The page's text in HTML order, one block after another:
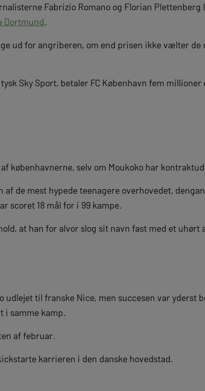
Fabrizio Romano og Florian Plettenberg
Dortmund.
ud for angriberen, om end prisen ikke vælter de
Sky Sport, betaler FC København fem millioner
københavnerne, selv om Moukoko har
de mest hypede teenagere overhovedet,
scoret 18 mål for i 99 kampe.
at han for alvor slog sit navn fast med et uhørt
udlejet til franske Nice, men succesen var yderst
i samme kamp.
af februar.
karrieren i den danske hovedstad.